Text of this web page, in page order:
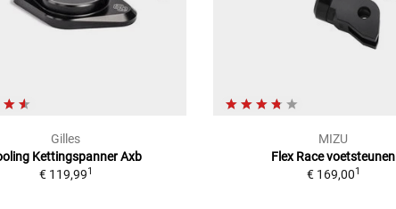
Gilles
Kettingspanner Axb
€ 119,991
MIZU
Flex Race voetsteunen
€ 169,001